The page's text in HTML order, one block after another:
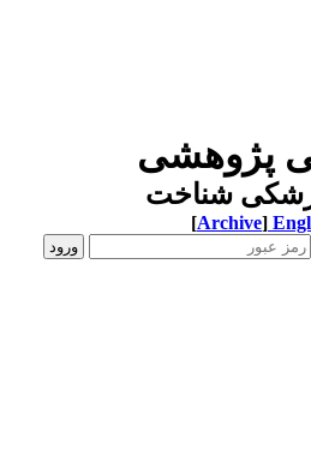
پژوهشی
شناخت
[Archive]